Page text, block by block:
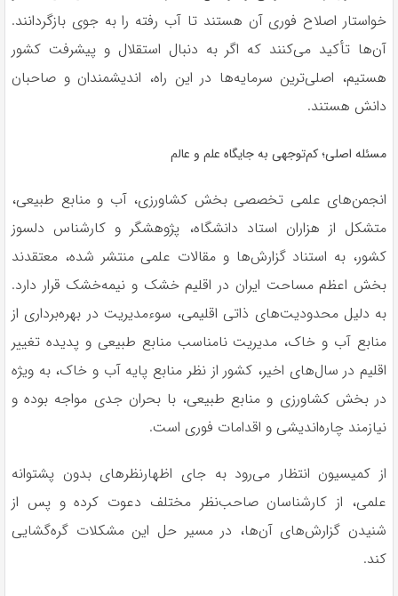
خواستار اصلاح فوری آن هستند تا آب رفته را به جوی بازگردانند.
آن‌ها تأکید می‌کنند که اگر به دنبال استقلال و پیشرفت کشور
هستیم، اصلی‌ترین سرمایه‌ها در این راه، اندیشمندان و صاحبان
دانش هستند.
مسئله اصلی؛ کم‌توجهی به جایگاه علم و عالم
انجمن‌های علمی تخصصی بخش کشاورزی، آب و منابع طبیعی،
متشکل از هزاران استاد دانشگاه، پژوهشگر و کارشناس دلسوز
کشور، به استناد گزارش‌ها و مقالات علمی منتشر شده، معتقدند
بخش اعظم مساحت ایران در اقلیم خشک و نیمه‌خشک قرار دارد.
به دلیل محدودیت‌های ذاتی اقلیمی، سوءمدیریت در بهره‌برداری از
منابع آب و خاک، مدیریت نامناسب منابع طبیعی و پدیده تغییر
اقلیم در سال‌های اخیر، کشور از نظر منابع پایه آب و خاک، به ویژه
در بخش کشاورزی و منابع طبیعی، با بحران جدی مواجه بوده و
نیازمند چاره‌اندیشی و اقدامات فوری است.
از کمیسیون انتظار می‌رود به جای اظهارنظرهای بدون پشتوانه
علمی، از کارشناسان صاحب‌نظر مختلف دعوت کرده و پس از
شنیدن گزارش‌های آن‌ها، در مسیر حل این مشکلات گره‌گشایی
کند.